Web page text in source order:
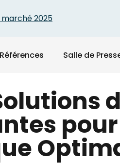
2025
Références Salle de